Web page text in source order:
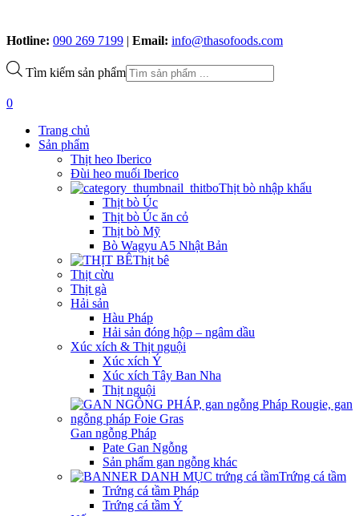
Hotline: 090 269 7199 | Email: info@thasofoods.com
Tìm kiếm sản phẩm
0
Trang chủ
Sản phẩm
Thịt heo Iberico
Đùi heo muối Iberico
Thịt bò nhập khẩu
Thịt bò Úc
Thịt bò Úc ăn cỏ
Thịt bò Mỹ
Bò Wagyu A5 Nhật Bản
Thịt bê
Thịt cừu
Thịt gà
Hải sản
Hàu Pháp
Hải sản đóng hộp – ngâm dầu
Xúc xích & Thịt nguội
Xúc xích Ý
Xúc xích Tây Ban Nha
Thịt nguội
Gan ngỗng Pháp
Pate Gan Ngỗng
Sản phẩm gan ngỗng khác
Trứng cá tầm
Trứng cá tầm Pháp
Trứng cá tầm Ý